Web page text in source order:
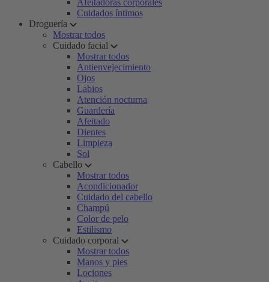
Afeitadoras corporales
Cuidados íntimos
Droguería
Mostrar todos
Cuidado facial
Mostrar todos
Antienvejecimiento
Ojos
Labios
Atención nocturna
Guardería
Afeitado
Dientes
Limpieza
Sol
Cabello
Mostrar todos
Acondicionador
Cuidado del cabello
Champú
Color de pelo
Estilismo
Cuidado corporal
Mostrar todos
Manos y pies
Lociones